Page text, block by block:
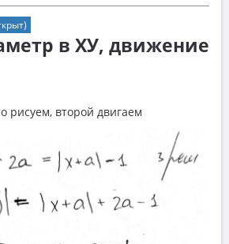
в ХУ, движение
рисуем, второй двигаем